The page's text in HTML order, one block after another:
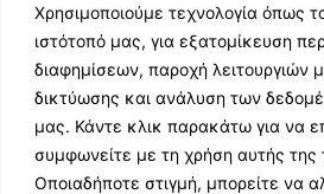
Χρησιμοποιούμε τεχνολογία όπως
ιστότοπό μας, για εξατομίκευση
διαφημίσεων, παροχή λειτουργιών
δικτύωσης και ανάλυση των
μας. Κάντε κλικ παρακάτω για να
συμφωνείτε με τη χρήση αυτής της
Οποιαδήποτε στιγμή, μπορείτε να
ΕΛΛΗΝΙΚΗ ΜΟΥΣΙΚΗ
TV SHOWS
EVENTS
ΘΕΑΤΡΟ